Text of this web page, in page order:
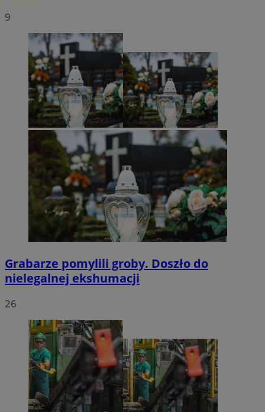
9
Grabarze pomylili groby. Doszło do
nielegalnej ekshumacji
26